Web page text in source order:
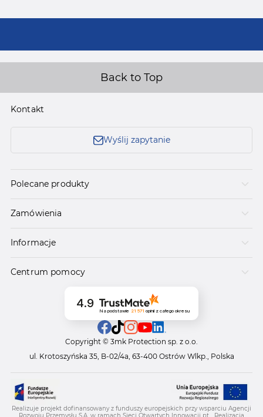
Back to Top
Kontakt
Wyślij zapytanie
Polecane produkty
Zamówienia
Informacje
Centrum pomocy
4.9
Na podstawie 21 571 opinii z całego okresu
Copyright © 3mk Protection sp. z o.o.
ul. Krotoszyńska 35, B-02/4a, 63-400 Ostrów Wlkp., Polska
Realizuje projekt dofinansowany z funduszy europejskich przy wsparciu Agencji